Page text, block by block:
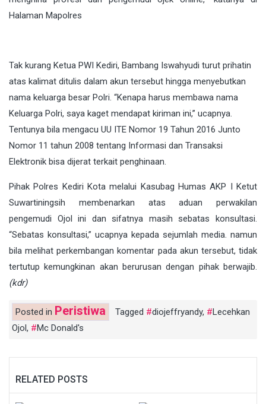
Halaman Mapolres
Tak kurang Ketua PWI Kediri, Bambang Iswahyudi turut prihatin
atas kalimat ditulis dalam akun tersebut hingga menyebutkan
nama keluarga besar Polri. “Kenapa harus membawa nama
Keluarga Polri, saya kaget mendapat kiriman ini,” ucapnya.
Tentunya bila mengacu UU ITE Nomor 19 Tahun 2016 Junto
Nomor 11 tahun 2008 tentang Informasi dan Transaksi
Elektronik bisa dijerat terkait penghinaan.
Pihak Polres Kediri Kota melalui Kasubag Humas AKP I Ketut
Suwartiningsih membenarkan atas aduan perwakilan
pengemudi Ojol ini dan sifatnya masih sebatas konsultasi.
“Sebatas konsultasi,” ucapnya kepada sejumlah media. namun
bila melihat perkembangan komentar pada akun tersebut, tidak
tertutup kemungkinan akan berurusan dengan pihak berwajib.
(kdr)
Posted in Peristiwa Tagged diojeffryandy,
Lecehkan
Ojol, Mc Donald's
RELATED POSTS